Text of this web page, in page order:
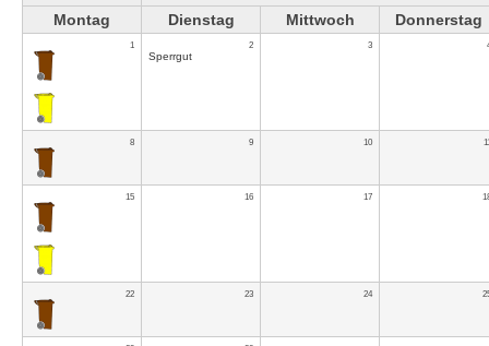
Montag
Dienstag Mittwoch Donnerstag
1 2
Sperrgut
3
8 9 10
15 16 17
22 23 24